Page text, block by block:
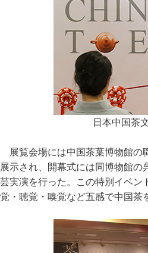
日本中国茶
展覧会場には中国茶葉博物館の
展示され、開幕式には同博物館
芸実演を行った。この特別イベン
覚・聴覚・嗅覚など五感で中国茶